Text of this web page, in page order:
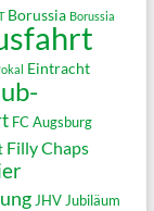
Borussia Borussia
Eintracht
FC Augsburg
Filly Chaps
JHV Jubiläum